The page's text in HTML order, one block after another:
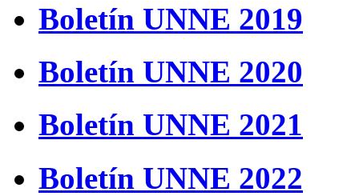
Boletín UNNE 2019
Boletín UNNE 2020
Boletín UNNE 2021
Boletín UNNE 2022